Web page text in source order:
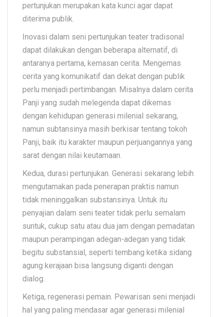
pertunjukan merupakan kata kunci agar dapat
diterima publik.
Inovasi dalam seni pertunjukan teater tradisonal
dapat dilakukan dengan beberapa alternatif, di
antaranya pertama, kemasan cerita. Mengemas
cerita yang komunikatif dan dekat dengan publik
perlu menjadi pertimbangan. Misalnya dalam cerita
Panji yang sudah melegenda dapat dikemas
dengan kehidupan generasi milenial sekarang,
namun subtansinya masih berkisar tentang tokoh
Panji, baik itu karakter maupun perjuangannya yang
sarat dengan nilai keutamaan.
Kedua, durasi pertunjukan. Generasi sekarang lebih
mengutamakan pada penerapan praktis namun
tidak meninggalkan substansinya. Untuk itu
penyajian dalam seni teater tidak perlu semalam
suntuk, cukup satu atau dua jam dengan pemadatan
maupun perampingan adegan-adegan yang tidak
begitu substansial, seperti tembang ketika sidang
agung kerajaan bisa langsung diganti dengan
dialog.
Ketiga, regenerasi pemain. Pewarisan seni menjadi
hal yang paling mendasar agar generasi milenial